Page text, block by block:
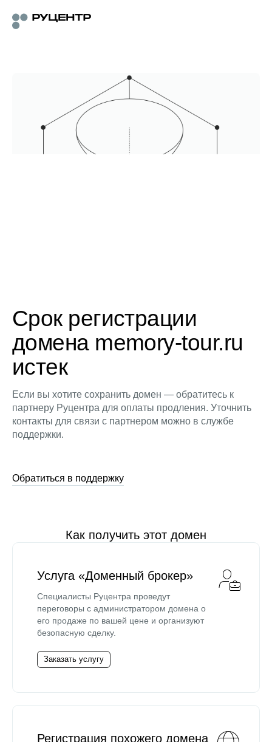
Срок регистрации
домена memory-tour.ru
истек
Если вы хотите сохранить домен — обратитесь к
партнеру Руцентра для оплаты продления. Уточнить
контакты для связи с партнером можно в службе
поддержки.
Обратиться в поддержку
Как получить этот домен
Услуга «Доменный брокер»
Специалисты Руцентра проведут
переговоры с администратором домена о
его продаже по вашей цене и организуют
безопасную сделку.
Заказать услугу
Регистрация похожего домена